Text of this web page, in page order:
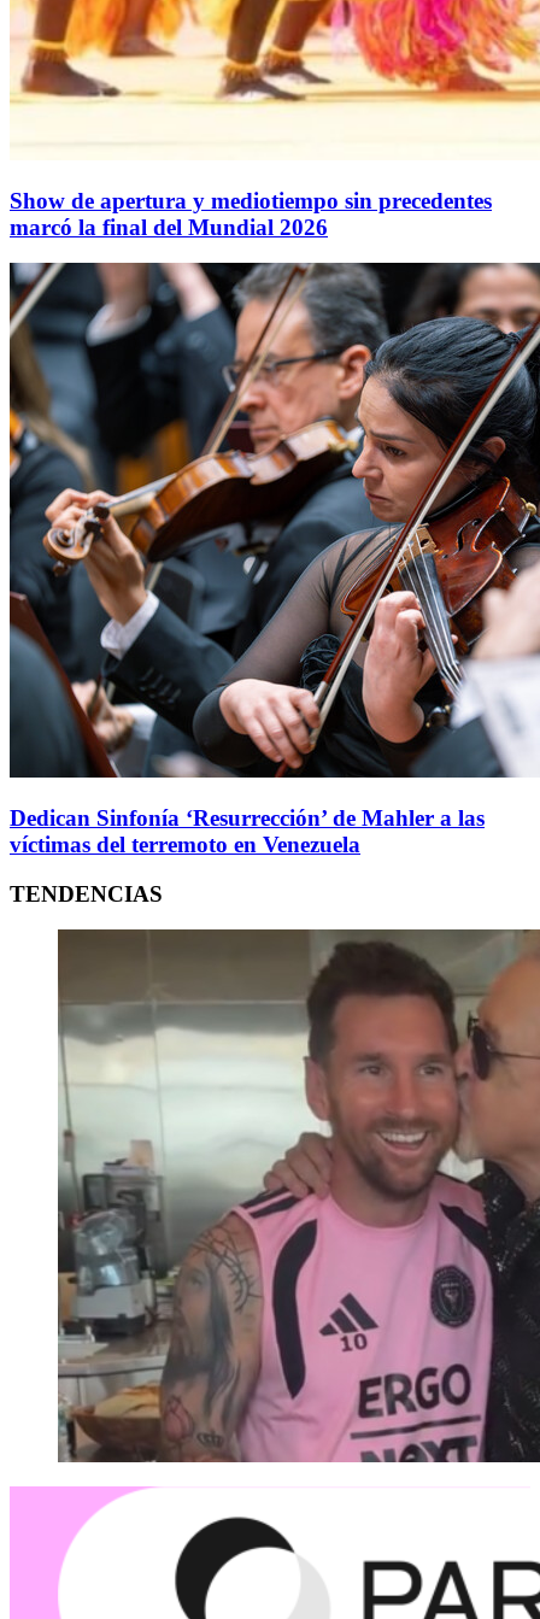
Show de apertura y mediotiempo sin precedentes
marcó la final del Mundial 2026
Dedican Sinfonía ‘Resurrección’ de Mahler a las
víctimas del terremoto en Venezuela
TENDENCIAS